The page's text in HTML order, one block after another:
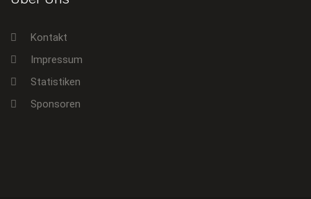
Kontakt
Impressum
Statistiken
Sponsoren